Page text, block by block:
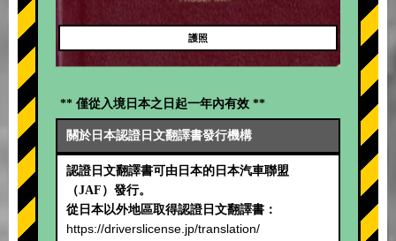
護照
** 僅從入境日本之日起一年內有效 **
關於日本認證日文翻譯書發行機構
認證日文翻譯書可由日本的日本汽車聯盟
（JAF）發行。
從日本以外地區取得認證日文翻譯書：
https://driverslicense.jp/translation/